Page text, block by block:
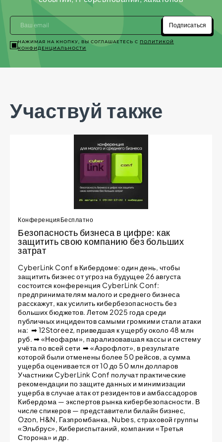
Подписаться
НАЖИМАЯ НА КНОПКУ, ВЫ СОГЛАШАЕТЕСЬ С ПОЛИТИКОЙ
КОНФИДЕНЦИАЛЬНОСТИ
Участвуй также
Конференция Бесплатно
Безопасность бизнеса в цифре: как
защитить свою компанию без больших
затрат
CyberLink Conf в Кибердоме: один день, чтобы
защитить бизнес от угроз на будущее 26 августа
состоится конференция CyberLink Conf:
предпринимателям малого и среднего бизнеса
расскажут, как усилить кибербезопасность без
больших бюджетов. Летом 2025 года среди
публичных инцидентов самыми громкими стали атаки
на: ➡ 12Storeez, приведшая к ущербу около 48 млн
руб. ➡ «Неофарм», парализовавшая кассы и систему
учёта по всей сети ➡ «Аэрофлот», в результате
которой были отменены более 50 рейсов, а сумма
ущерба оценивается от 10 до 50 млн долларов
Участники CyberLink Conf получат практические
рекомендации по защите данных и минимизации
ущерба в случае атак от резидентов и амбассадоров
Кибердома — экспертов рынка кибербезопасности. В
числе спикеров — представители билайн бизнес,
Ozon, H&N, Газпромбанка, Nubes, страховой группы
«Эльбрус», Кибериспытаний, компании «Третья
Сторона» и др.